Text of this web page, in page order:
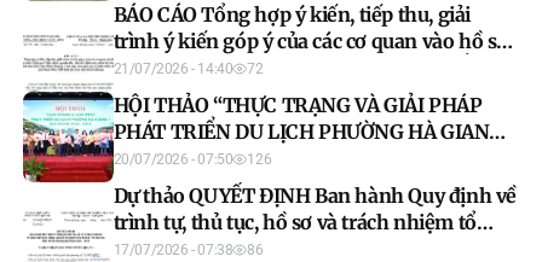
BÁO CÁO Tổng hợp ý kiến, tiếp thu, giải
trình ý kiến góp ý của các cơ quan vào hồ sơ
dự thảo Nghị quyết Quy định nguyên tắc,
tiêu chí, định mức phân bổ vốn ngân sách
nhà nước thực hiện Chương trình mục tiêu
quốc gia về phát triển văn hóa giai đoạn
2026-2030 trên địa bàn tỉnh Tuyên Quang
21/07/2026 - 14:40 72
HỘI THẢO “THỰC TRẠNG VÀ GIẢI PHÁP
PHÁT TRIỂN DU LỊCH PHƯỜNG HÀ GIANG
1, GIAI ĐOẠN 2026–2030”
20/07/2026 - 07:50 126
Dự thảo QUYẾT ĐỊNH Ban hành Quy định về
trình tự, thủ tục, hồ sơ và trách nhiệm tổ
chức thực hiện chính sách hỗ trợ phát triển
17/07/2026 - 07:38 86